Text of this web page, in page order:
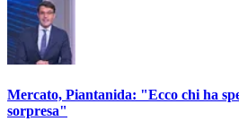
Mercato, Piantanida: "Ecco chi ha
sorpresa"